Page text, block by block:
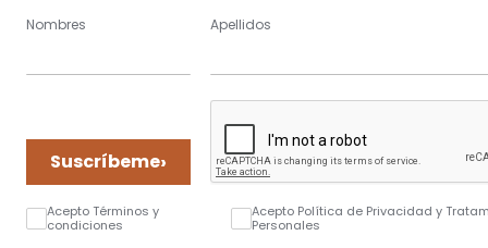
Nombres Apellidos
Suscríbeme›
Acepto Términos y
condiciones
Acepto Política de Privacidad y
Personales